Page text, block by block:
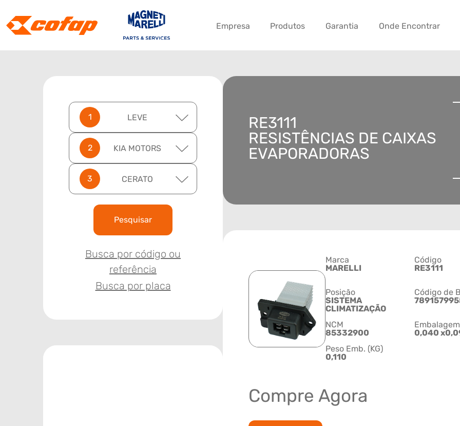
Empresa Produtos Garantia Onde Encontrar
LEVE
KIA MOTORS
CERATO
Pesquisar
Busca por código ou
referência
Busca por placa
RE3111
RESISTÊNCIAS DE CAIXAS
EVAPORADORAS
Marca
MARELLI
Código
RE3111
Posição
SISTEMA
CLIMATIZAÇÃO
Código de
NCM
85332900
0,040
Peso Emb. (KG)
0,110
Compre Agora